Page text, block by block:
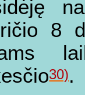
8
30).